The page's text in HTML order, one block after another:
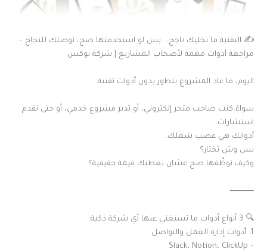
✍️ التقنية ما تخليك ناجح… بس لو استخدمتها صح، توصلك للنجاح –
مراجعة أدوات مهمة لأصحاب المشاريع | شركة نوكس
اليوم، ما عاد المشروع يتطور بدون أدوات تقنية.
سواءً كنت صاحب متجر إلكتروني، أو تدير مشروع خدمي، أو حتى تقدم
استشارات…
أدواتك هي عصب شغلك.
بس وش تختار؟
وكيف توظّفها صح عشان تعطيك قيمة حقيقية؟
⸻
🔍 3 أنواع أدوات ما تستغني عنها أي شركة ذكية:
1. أدوات إدارة العمل والتواصل
– Slack، Notion، ClickUp